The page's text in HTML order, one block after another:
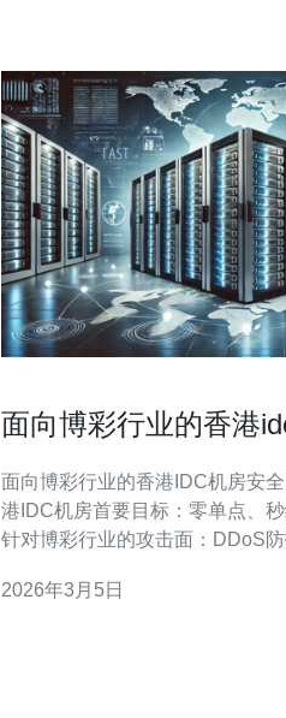
面向博彩行业的香港
面向博彩行业的香港IDC机房安
港IDC机房首要目标：零单点、
针对博彩行业的攻击面：DDoS
双活或热备多区域灾备。 本文为合规运营角度的深度比较
2026年3月5日